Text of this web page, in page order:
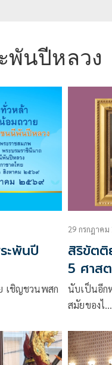
พันปีหลวง
ะพันปี
เชิญชวนพสก
29 กรกฎาคม
สิริขัต
5 ศาส
นับเป็นอีก
สมัยของไ…